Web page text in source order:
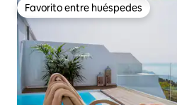
Favorito entre huéspedes
Favorito entre huéspedes